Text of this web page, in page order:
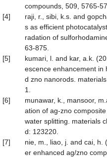
compounds, 509, 5765-
[4]
raji, r., sibi, k.s. and
s as efficient
radation of
63-875.
[5]
kumari, l. and kar, a.k.
escence enhancement in
d zno nanorods.
1.
[6]
munawar, k., mansoor,
ation of ag-zno
water splitting. materials
d: 123220.
[7]
nie, m., liao, j. and cai, h.
er enhanced ag/zno